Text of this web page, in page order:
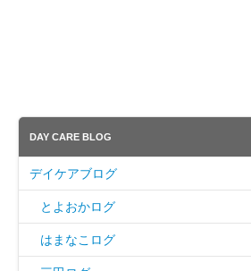
DAY CARE BLOG
デイケアブログ
とよおかログ
はまなこログ